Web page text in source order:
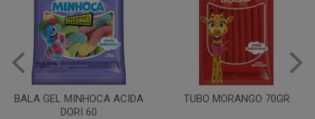
TUBO MORANGO 70GR
TUBO YOGURTE100 70GR